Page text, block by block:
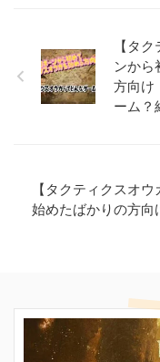
【タ
ンから
方向け
ーム？
【タクティクスオ
始めたばかりの方向